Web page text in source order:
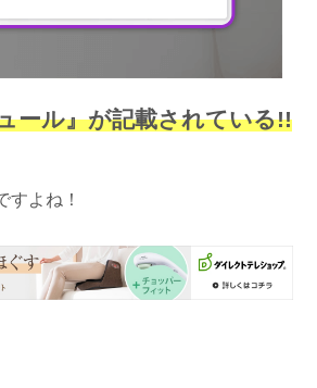
ール』が記載されている!!
すよね！